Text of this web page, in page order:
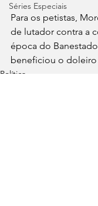
Séries Especiais
Para os petistas,
de lutador contra a
época do
beneficiou o doleiro
Política